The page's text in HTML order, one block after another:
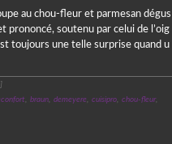
au chou-fleur et parmesan dégus
prononcé, soutenu par celui de l’oig
toujours une telle surprise quand u
]
, braun, demeyere, cuisipro, chou-fleur,